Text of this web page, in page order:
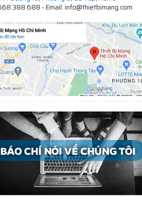
388 688 - Email: info@thietbimang.com